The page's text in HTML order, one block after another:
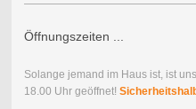
Öffnungszeiten ...
Solange jemand im Haus ist, ist
18.00 Uhr geöffnet!